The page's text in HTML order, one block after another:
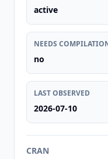
active
NEEDS
no
LAST OBSERVED
2026-07-10
CRAN